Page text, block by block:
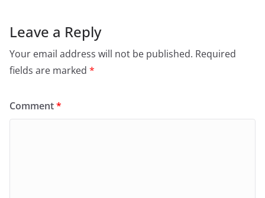
Leave a Reply
Your email address will not be published. Required
fields are marked *
Comment*